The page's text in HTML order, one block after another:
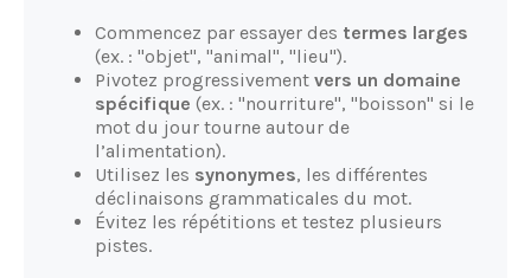
Commencez par essayer des termes larges
(ex. : "objet", "animal", "lieu").
Pivotez progressivement vers un domaine
spécifique (ex. : "nourriture", "boisson" si le
mot du jour tourne autour de
l’alimentation).
Utilisez les synonymes, les différentes
déclinaisons grammaticales du mot.
Évitez les répétitions et testez plusieurs
pistes.